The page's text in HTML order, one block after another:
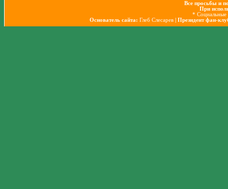
Все просьбы и
При
* Социальные
Основатель сайта: Глеб Слесарев | Президент фан-